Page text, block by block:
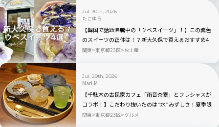
Jul. 30th, 2026
たこゆら
【韓国で話題沸騰中の「ウベスイーツ」！】この紫色
のスイーツの正体は！？新大久保で買えるおすすめ4
選を実食レビュー
関東 東京都23区 お土産
Jul. 29th, 2026
Mari.M
【千駄木の古民家カフェ「雨音茶寮」とフレシャスが
コラボ！】こだわり抜いたのは“水”みずしさ！夏季限
定の冷茶と和菓子が登場
関東 東京都23区 グルメ